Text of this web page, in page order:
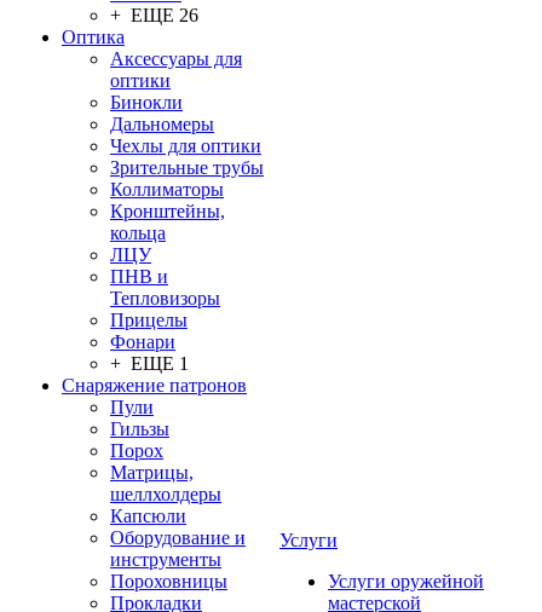
+ ЕЩЕ 26
Оптика
Аксессуары для
оптики
Бинокли
Дальномеры
Чехлы для оптики
Зрительные трубы
Коллиматоры
Кронштейны,
кольца
ЛЦУ
ПНВ и
Тепловизоры
Прицелы
Фонари
+ ЕЩЕ 1
Снаряжение патронов
Пули
Гильзы
Порох
Матрицы,
шеллхолдеры
Капсюли
Оборудование и
инструменты
Пороховницы
Прокладки
Услуги
Услуги оружейной
мастерской